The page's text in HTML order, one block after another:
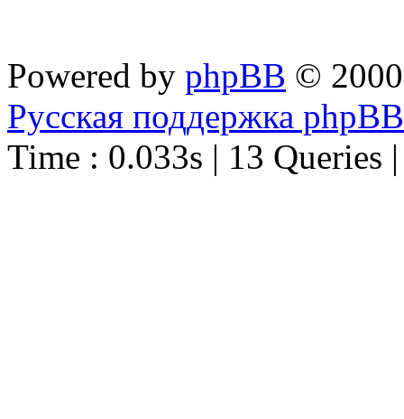
Powered by phpBB ©
Русская поддержка phpBB
Time : 0.033s | 13 Queries